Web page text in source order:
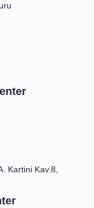
Kartini Kav.8,